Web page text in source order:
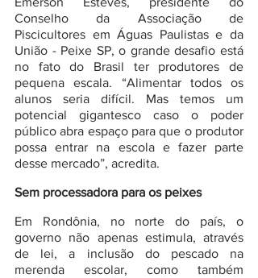
Conselho da Associação de
Piscicultores em Águas Paulistas e da
União - Peixe SP, o grande desafio está
no fato do Brasil ter produtores de
pequena escala. “Alimentar todos os
alunos seria difícil. Mas temos um
potencial gigantesco caso o poder
público abra espaço para que o produtor
possa entrar na escola e fazer parte
desse mercado”, acredita.
Sem processadora para os peixes
Em Rondônia, no norte do país, o
governo não apenas estimula, através
de lei, a inclusão do pescado na
merenda escolar, como também